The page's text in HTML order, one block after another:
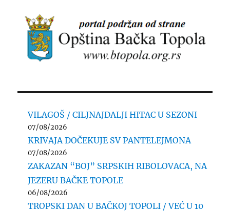
VILAGOŠ / CILJNAJDALJI HITAC U SEZONI
07/08/2026
KRIVAJA DOČEKUJE SV PANTELEJMONA
07/08/2026
ZAKAZAN “BOJ” SRPSKIH RIBOLOVACA, NA
JEZERU BAČKE TOPOLE
06/08/2026
TROPSKI DAN U BAČKOJ TOPOLI / VEĆ U 10